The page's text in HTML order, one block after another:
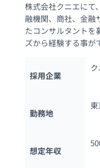
株式会社クニエにて
融機関、商社、金融
たコンサルタントを
ズから経験する事が
採用企業
勤務地
想定年収